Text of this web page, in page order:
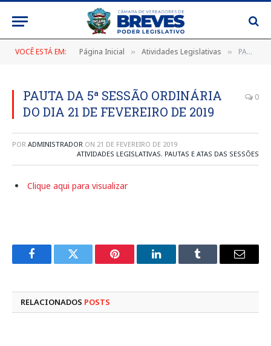
VOCÊ ESTÁ EM: Página Inicial » Atividades Legislativas » PAUTA DA 5ª SESSÃO ORDINÁRIA DO DIA 21 DE FEVEREIRO DE 2019
PAUTA DA 5ª SESSÃO ORDINÁRIA
DO DIA 21 DE FEVEREIRO DE 2019
0
POR ADMINISTRADOR ON 21 DE FEVEREIRO DE 2019
ATIVIDADES LEGISLATIVAS, PAUTAS E ATAS DAS SESSÕES
Clique aqui para visualizar
FacebookTwitter Pinterest LinkedInTumblr
E-
RELACIONADOS POSTS